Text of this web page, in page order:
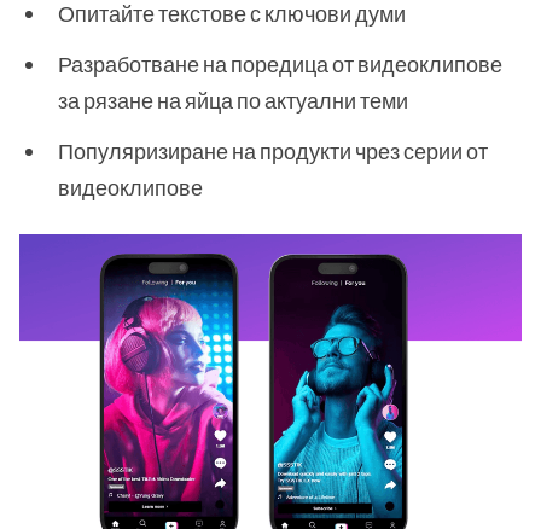
Опитайте текстове с ключови думи
Разработване на поредица от видеоклипове
за рязане на яйца по актуални теми
Популяризиране на продукти чрез серии от
видеоклипове